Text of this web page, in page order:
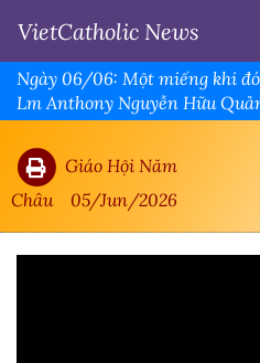
VietCatholic News
Ngày 06/06: Một miếng khi
Lm Anthony Nguyễn Hữu
Giáo Hội Năm
Châu
05/Jun/2026